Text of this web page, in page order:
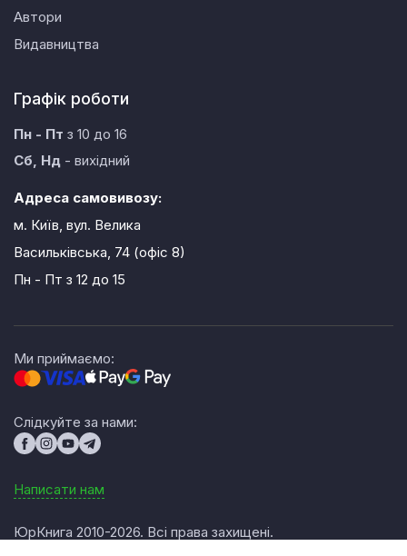
Автори
Видавництва
Графік роботи
Пн - Пт з 10 до 16
Сб, Нд - вихідний
Адреса самовивозу:
м. Київ, вул. Велика
Васильківська, 74 (офіс 8)
Пн - Пт з 12 до 15
Ми приймаємо:
Слідкуйте за нами:
Написати нам
ЮрКнига 2010-2026. Всі права захищені.